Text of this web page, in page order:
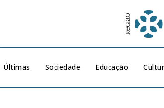
Últimas Sociedade Educação